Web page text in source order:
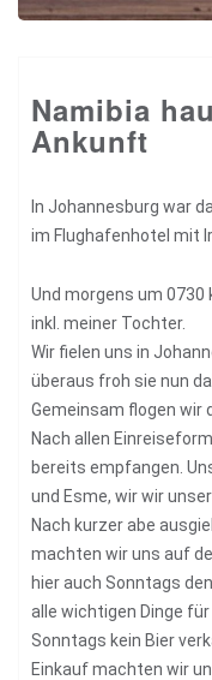
Namibia
Ankunft
In Johannesburg war
im Flughafenhotel mit
Und morgens um 0730
inkl. meiner Tochter.
Wir fielen uns in
überaus froh sie nun
Gemeinsam flogen wir
Nach allen
bereits empfangen.
und Esme, wir wir
Nach kurzer abe
machten wir uns auf
hier auch Sonntags
alle wichtigen Dinge
Sonntags kein Bier
Einkauf machten wir